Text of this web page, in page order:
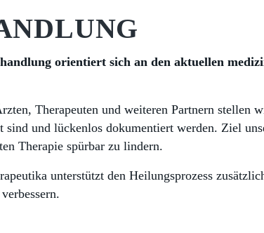
orientiert sich an den aktuellen
Therapeuten und weiteren Partnern stellen
sind und lückenlos dokumentiert werden. Ziel
Therapie spürbar zu lindern.
unterstützt den Heilungsprozess